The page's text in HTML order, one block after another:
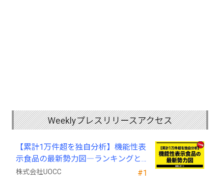
Weeklyプレスリリースアクセス
#1
【累計1万件超を独自分析】機能性表
示食品の最新勢力図―ランキングと
2025年4月以降の変化
株式会社UOCC